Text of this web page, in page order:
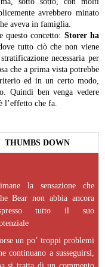
avrebbero minato
aveva in famiglia.
questo concetto: Storer ha
tutto ciò che non viene
necessaria per
che a prima vista potrebbe
ed in un certo modo,
Quindi ben venga vedere
l’effetto che fa.
THUMBS DOWN
la sensazione che
Bear non abbia ancora
tutto il suo
un po’ troppi problemi
continuano a susseguirsi,